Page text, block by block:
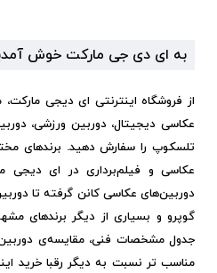
به ای دی جی مارکت خوش
از فروشگاه اینترنتی ای دیجی
عکاسی دیجیتال، دوربین ورزشی،
تلسکوپ را سفارش دهید. برندهای
عکاسی و فیلم‌برداری در ای دیجی
دوربین‌های عکاسی کانن گرفته تا
گوپرو و بسیاری از دیگر برندهای
جدول مشخصات فنی، مقایسه‌ی
مناسب تر نسبت به دیگر رقبا خرید